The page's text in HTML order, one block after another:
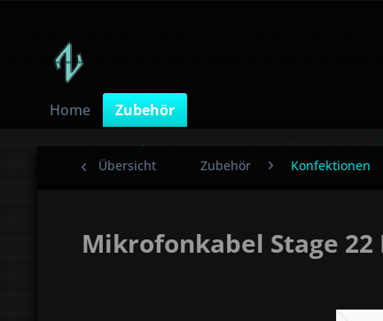
Home Zubehör
Übersicht Zubehör Konfektionen
Mikrofonkabel Stage 22